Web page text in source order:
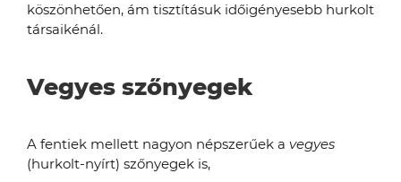
köszönhetően, ám tisztításuk időigényesebb hurkolt
társaikénál.
Vegyes szőnyegek
A fentiek mellett nagyon népszerűek a vegyes
(hurkolt-nyírt) szőnyegek is,